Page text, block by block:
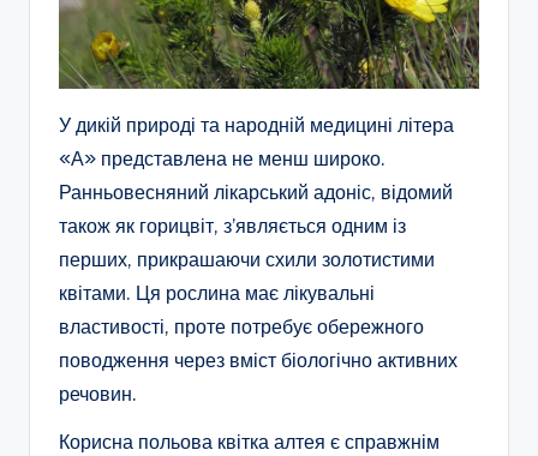
У дикій природі та народній медицині літера
«А» представлена не менш широко.
Ранньовесняний лікарський адоніс, відомий
також як горицвіт, з’являється одним із
перших, прикрашаючи схили золотистими
квітами. Ця рослина має лікувальні
властивості, проте потребує обережного
поводження через вміст біологічно активних
речовин.
Корисна польова квітка алтея є справжнім